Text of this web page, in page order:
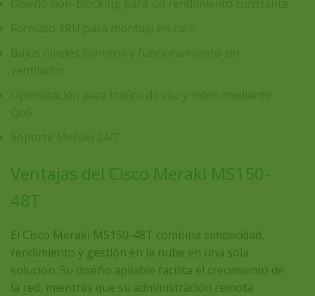
Ventajas del Cisco Meraki MS150-
48T
El Cisco Meraki MS150-48T combina simplicidad,
rendimiento y gestión en la nube en una sola
solución. Su diseño apilable facilita el crecimiento de
la red, mientras que su administración remota